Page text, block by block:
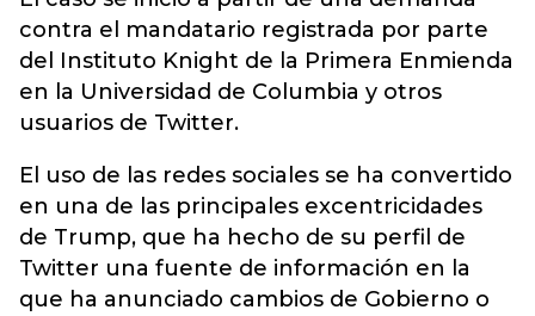
contra el mandatario registrada por parte
del Instituto Knight de la Primera Enmienda
en la Universidad de Columbia y otros
usuarios de Twitter.
El uso de las redes sociales se ha convertido
en una de las principales excentricidades
de Trump, que ha hecho de su perfil de
Twitter una fuente de información en la
que ha anunciado cambios de Gobierno o